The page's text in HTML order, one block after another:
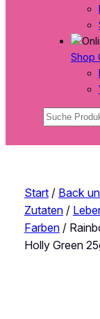
Shop
Suchen
Start/ Back
Zutaten/
Farben/
Holly Green